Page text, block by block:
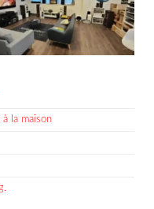
la maison